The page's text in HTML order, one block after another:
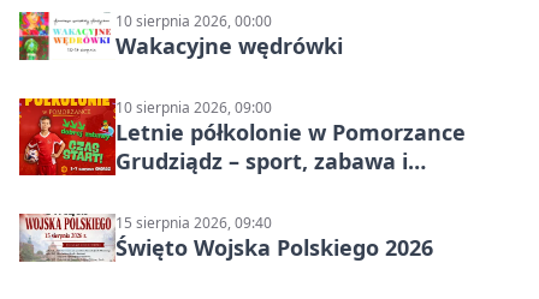
10 sierpnia 2026, 00:00
Wakacyjne wędrówki
10 sierpnia 2026, 09:00
Letnie półkolonie w Pomorzance
Grudziądz – sport, zabawa i
15 sierpnia 2026, 09:40
Święto Wojska Polskiego 2026